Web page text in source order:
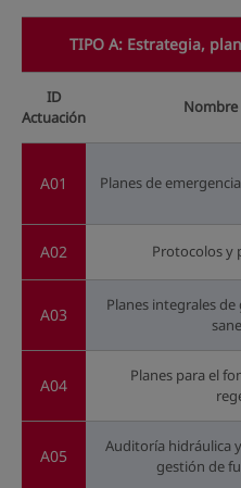
TIPO A: Estrategia,
ID
Actuación
Nombre
A01 Planes de
A02 Protocolos y
A03
Planes integrales
A04
Planes para el
A05
Auditoría hidráulica
gestión de